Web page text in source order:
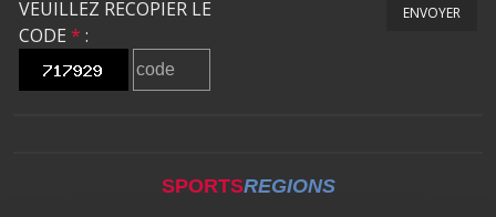
VEUILLEZ RECOPIER LE
CODE * :
ENVOYER
SPORTSREGIONS